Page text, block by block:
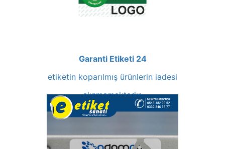
Garanti Etiketi 24
etiketin koparılmış ürünlerin iadesi
alınmamaktadır.